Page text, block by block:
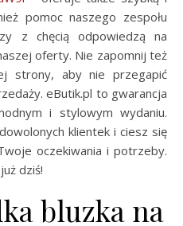
pomoc naszego zespołu
z chęcią odpowiedzą na
oferty. Nie zapomnij też
strony, aby nie przegapić
eButik.pl to gwarancja
i stylowym wydaniu.
klientek i ciesz się
oczekiwania i potrzeby.
dziś!
bluzka na